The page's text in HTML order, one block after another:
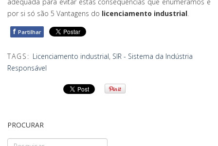
por si só são 5 Vantagens do licenciamento industrial.
f Partilhar
TAGS: Licenciamento industrial, SIR - Sistema da Indústria
Responsável
PROCURAR